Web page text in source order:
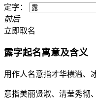
定字：
前后
立即取名
露字起名寓意及含义
用作人名意指才华横溢、
意指美丽贤淑、清莹秀彻